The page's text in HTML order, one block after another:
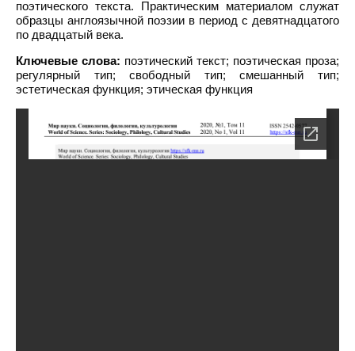
поэтического текста. Практическим материалом служат
образцы англоязычной поэзии в период с девятнадцатого
по двадцатый века.
Ключевые слова: поэтический текст; поэтическая проза;
регулярный тип; свободный тип; смешанный тип;
эстетическая функция; этическая функция